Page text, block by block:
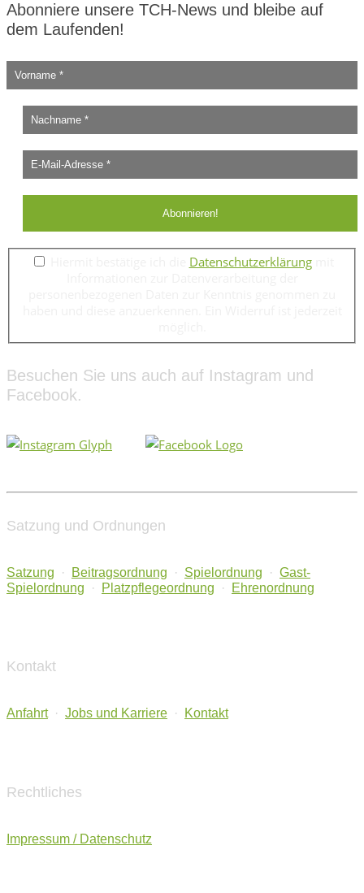
Abonniere unsere TCH-News und bleibe auf
dem Laufenden!
Datenschutzerklärungmit
Besuchen Sie uns auch auf Instagram und
Facebook.
Satzung und Ordnungen
Satzung · Beitragsordnung · Spielordnung · Gast-
Spielordnung
· Platzpflegeordnung · Ehrenordnung
Kontakt
Anfahrt · Jobs und Karriere · Kontakt
Rechtliches
Impressum / Datenschutz